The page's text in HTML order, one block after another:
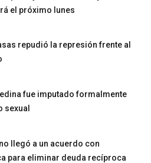
el próximo lunes
repudió la represión frente al
fue imputado formalmente
sexual
llegó a un acuerdo con
para eliminar deuda recíproca